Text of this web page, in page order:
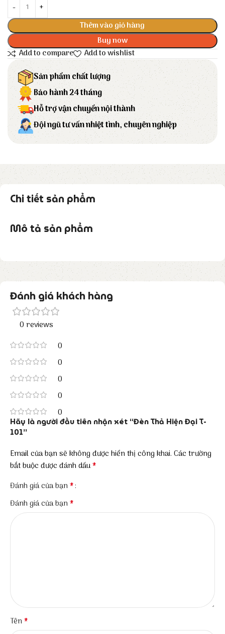
Thêm vào giỏ hàng
Buy now
Add to compare
Add to wishlist
Sản phẩm chất lượng
Bảo hành 24 tháng
Hỗ trợ vận chuyển nội thành
Đội ngũ tư vấn nhiệt tình, chuyên nghiệp
Chi tiết sản phẩm
Mô tả sản phẩm
Đánh giá khách hàng
0 reviews
0
0
0
0
0
Hãy là người đầu tiên nhận xét “Đèn Thả Hiện Đại T-
101”
Email của bạn sẽ không được hiển thị công khai. Các trường
bắt buộc được đánh dấu*
Đánh giá của bạn*
Đánh giá của bạn*
Tên*